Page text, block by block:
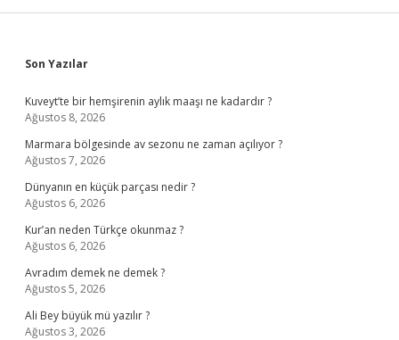
Sidebar
Son Yazılar
Kuveyt’te bir hemşirenin aylık maaşı ne kadardır ?
Ağustos 8, 2026
Marmara bölgesinde av sezonu ne zaman açılıyor ?
Ağustos 7, 2026
Dünyanın en küçük parçası nedir ?
Ağustos 6, 2026
Kur’an neden Türkçe okunmaz ?
Ağustos 6, 2026
Avradım demek ne demek ?
Ağustos 5, 2026
Ali Bey büyük mü yazılır ?
Ağustos 3, 2026